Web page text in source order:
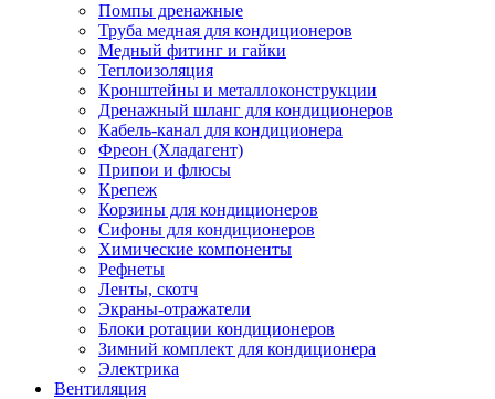
Помпы дренажные
Труба медная для кондиционеров
Медный фитинг и гайки
Теплоизоляция
Кронштейны и металлоконструкции
Дренажный шланг для кондиционеров
Кабель-канал для кондиционера
Фреон (Хладагент)
Припои и флюсы
Крепеж
Корзины для кондиционеров
Сифоны для кондиционеров
Химические компоненты
Рефнеты
Ленты, скотч
Экраны-отражатели
Блоки ротации кондиционеров
Зимний комплект для кондиционера
Электрика
Вентиляция